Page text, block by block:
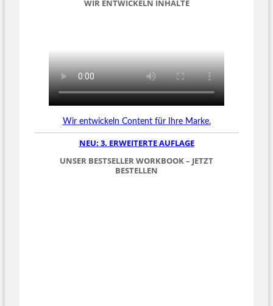
WIR ENTWICKELN INHALTE
Wir entwickeln Content für Ihre Marke.
NEU: 3. ERWEITERTE AUFLAGE
UNSER BESTSELLER WORKBOOK – JETZT
BESTELLEN